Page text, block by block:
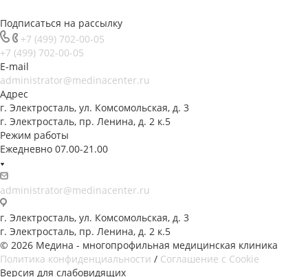
Подписаться на рассылку
+7 (499) 702-00-05
+7 (499) 702-00-05
E-mail
administrator@medinacenter.ru
Адрес
г. Электросталь, ул. Комсомольская, д. 3
г. Электросталь, пр. Ленина, д. 2 к.5
Режим работы
Ежедневно 07.00-21.00
administrator@medinacenter.ru
г. Электросталь, ул. Комсомольская, д. 3
г. Электросталь, пр. Ленина, д. 2 к.5
© 2026 Медина - многопрофильная медицинская клиника
Политика конфиденциальности / Соглашение с Cookie
Версия для слабовидящих